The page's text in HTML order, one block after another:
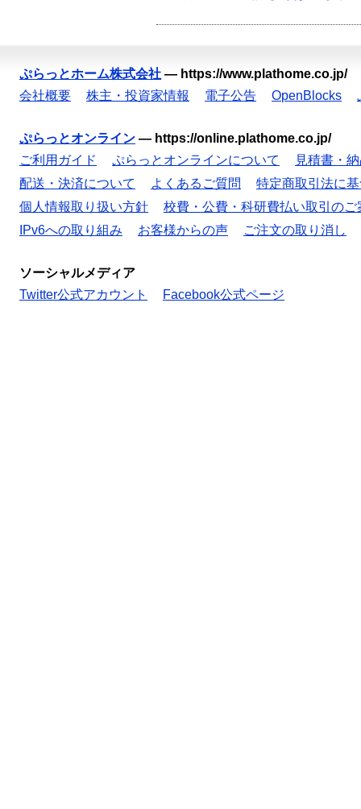
ぷらっとホーム株式会社 — https://www.plathome.co.jp/
会社概要
株主・投資家情報 電子公告 OpenBlocks
ぷらっとオンライン — https://online.plathome.co.jp/
ご利用ガイド
ぷらっとオンラインについて
見積書・
配送・決済について
よくあるご質問
特定商取引法に
個人情報取り扱い方針
校費・公費・科研費払い取引のご
IPv6への取り組み
お客様からの声 ご注文の取り消し
ソーシャルメディア
Twitter公式アカウント
Facebook公式ページ